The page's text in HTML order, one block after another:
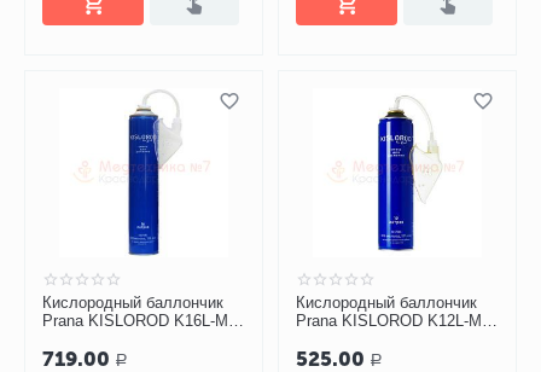
Кислородный баллончик
Prana KISLOROD K16L-M с
719.00 Р
Кислородный баллончик
Prana KISLOROD K12L-M с
525.00 Р